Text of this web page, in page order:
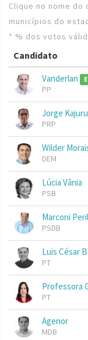
Clique no nome
municípios do
* % dos votos
Candidato
Vanderlan
PP
Jorge Kajuru
PRP
Wilder
DEM
Lúcia Vânia
PSB
Marconi
PSDB
Luis César
PT
Professora
PT
Agenor
MDB